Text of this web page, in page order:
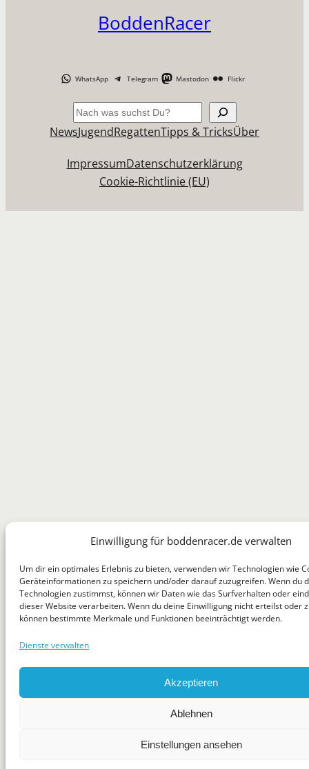
Einwilligung für boddenracer.de verwalten
Um dir ein optimales Erlebnis zu bieten, verwenden wir Technologien wie
Geräteinformationen zu speichern und/oder darauf zuzugreifen. Wenn du
Technologien zustimmst, können wir Daten wie das Surfverhalten oder
dieser Website verarbeiten. Wenn du deine Einwilligung nicht erteilst oder
können bestimmte Merkmale und Funktionen beeinträchtigt werden.
Dienste verwalten
Akzeptieren
Ablehnen
Einstellungen ansehen
BoddenRacer
WhatsApp Telegram Mastodon Flickr
Suchen
NewsJugendRegattenTipps & TricksÜber
ImpressumDatenschutzerklärung
Cookie-Richtlinie (EU)